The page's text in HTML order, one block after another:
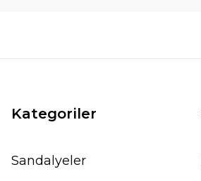
Kategoriler
Sandalyeler